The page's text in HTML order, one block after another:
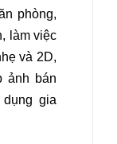
phòng,
làm việc
và 2D,
ảnh bán
gia